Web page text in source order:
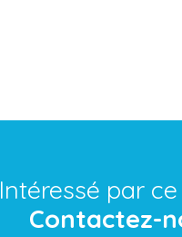
Intéressé par
Contactez-